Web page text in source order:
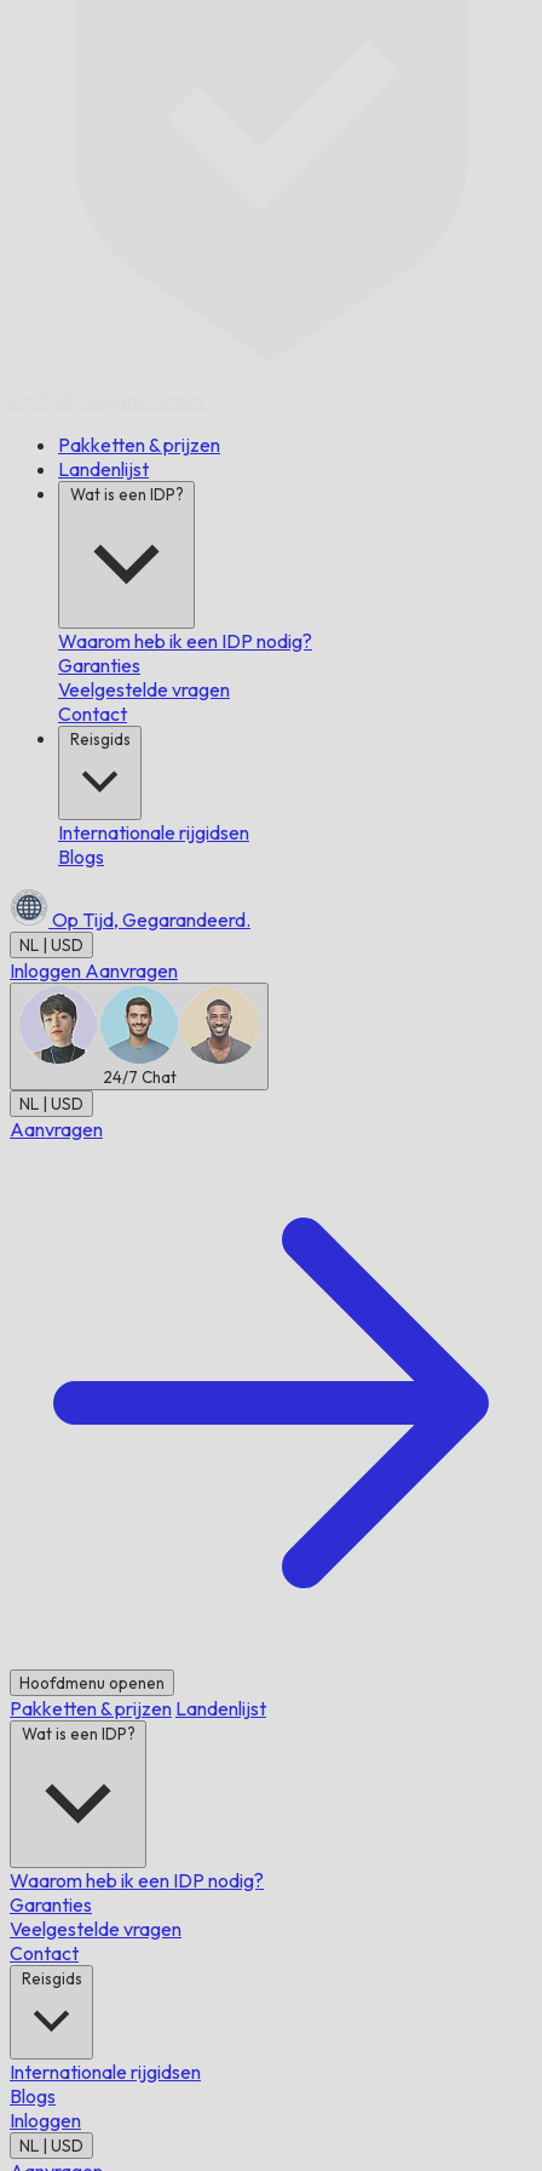
Pakketten & prijzen
Landenlijst
Wat is een IDP?
Waarom heb ik een IDP nodig?
Garanties
Veelgestelde vragen
Contact
Reisgids
Internationale rijgidsen
Blogs
Op Tijd, Gegarandeerd.
NL | USD
Inloggen Aanvragen
24/7 Chat
NL | USD
Aanvragen
Hoofdmenu openen
Pakketten & prijzen Landenlijst
Wat is een IDP?
Waarom heb ik een IDP nodig?
Garanties
Veelgestelde vragen
Contact
Reisgids
Internationale rijgidsen
Blogs
Inloggen
NL | USD